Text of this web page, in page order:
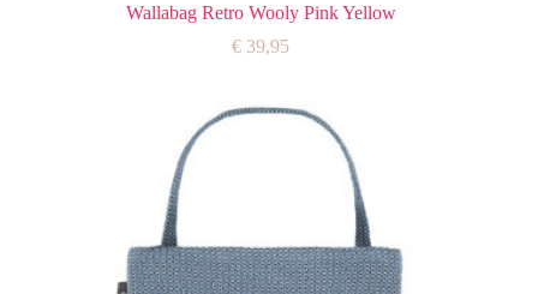
Wallabag Retro Wooly Pink Yellow
€ 39,95